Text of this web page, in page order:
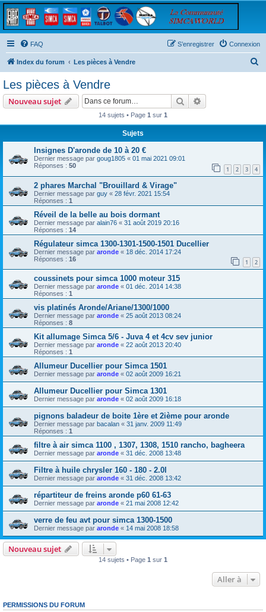
FAQ Connexion
S’enregistrer
Index du forum Les pièces à Vendre
e
Les pièces à Vendre
Nouveau sujet Rechercher
14 sujets • Page 1 sur 1
Sujets
Insignes D'aronde de 10 à 20 €
Dernier message par goug1805 « 01 mai 2021 09:01
Réponses : 50 1 2 3 4
2 phares Marchal "Brouillard & Virage"
Dernier message par guy « 28 févr. 2021 15:54
Réponses : 1
Réveil de la belle au bois dormant
Dernier message par alain76 « 31 août 2019 20:16
Réponses : 14
Régulateur simca 1300-1301-1500-1501 Ducellier
Dernier message par aronde « 18 déc. 2014 17:24
Réponses : 16 1 2
coussinets pour simca 1000 moteur 315
Dernier message par aronde « 01 déc. 2014 14:38
Réponses : 1
vis platinés Aronde/Ariane/1300/1000
Dernier message par aronde « 25 août 2013 08:24
Réponses : 8
Kit allumage Simca 5/6 - Juva 4 et 4cv sev junior
Dernier message par aronde « 22 août 2013 20:40
Réponses : 1
Allumeur Ducellier pour Simca 1501
Dernier message par aronde « 02 août 2009 16:21
Allumeur Ducellier pour Simca 1301
Dernier message par aronde « 02 août 2009 16:18
pignons baladeur de boite 1ère et 2ième pour aronde
Dernier message par bacalan « 31 janv. 2009 11:49
Réponses : 1
filtre à air simca 1100 , 1307, 1308, 1510 rancho, bagheera
Dernier message par aronde « 31 déc. 2008 13:48
Filtre à huile chrysler 160 - 180 - 2.0l
Dernier message par aronde « 31 déc. 2008 13:42
répartiteur de freins aronde p60 61-63
Dernier message par aronde « 21 mai 2008 12:42
verre de feu avt pour simca 1300-1500
Dernier message par aronde « 14 mai 2008 18:58
Nouveau sujet
14 sujets • Page 1 sur 1
Aller à
PERMISSIONS DU FORUM